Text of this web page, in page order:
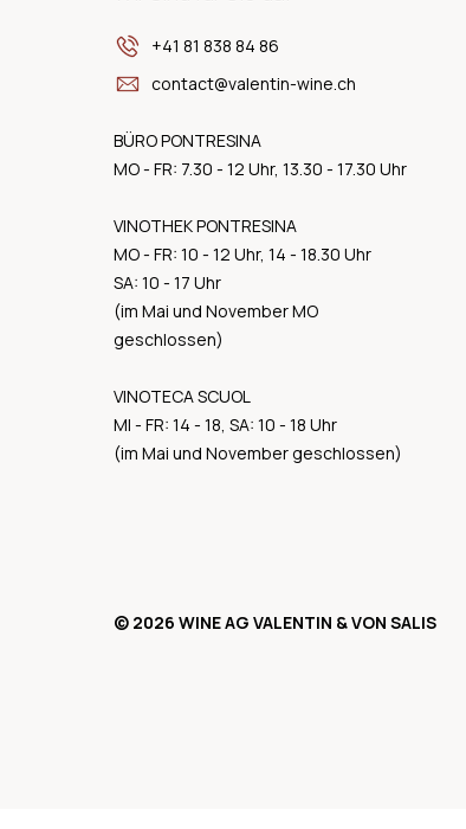
+41 81 838 84 86
contact@valentin-wine.ch
BÜRO PONTRESINA
MO - FR: 7.30 - 12 Uhr, 13.30 - 17.30 Uhr
VINOTHEK PONTRESINA
MO - FR: 10 - 12 Uhr, 14 - 18.30 Uhr
SA: 10 - 17 Uhr
(im Mai und November MO
geschlossen)
VINOTECA SCUOL
MI - FR: 14 - 18, SA: 10 - 18 Uhr
(im Mai und November geschlossen)
© 2026 WINE AG VALENTIN & VON SALIS